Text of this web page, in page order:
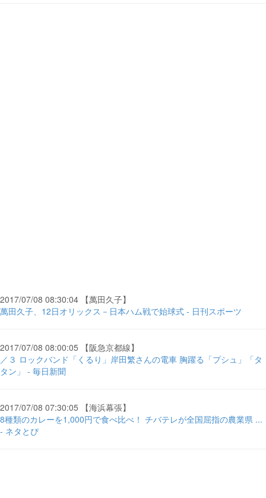
2017/07/08 08:30:04 【萬田久子】
萬田久子、12日オリックス－日本ハム戦で始球式 - 日刊スポーツ
2017/07/08 08:00:05 【阪急京都線】
／３ ロックバンド「くるり」岸田繁さんの電車 胸躍る「プシュ」「タ
タン」 - 毎日新聞
2017/07/08 07:30:05 【海浜幕張】
8種類のカレーを1,000円で食べ比べ！ チバテレが全国屈指の農業県 ...
- ネタとぴ